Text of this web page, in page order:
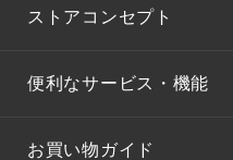
ストアコンセプト
便利なサービス・機能
お買い物ガイド